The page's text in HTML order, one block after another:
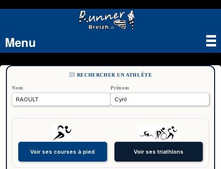
Menu
🏃‍♂️ RECHERCHER UN ATHLÈTE
Nom Prénom